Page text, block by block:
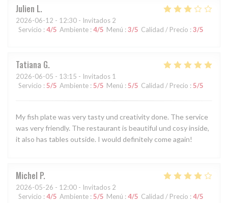
Julien L
2026-06-12 - 12:30 - Invitados 2
Servicio : 4/5 Ambiente : 4/5 Menú : 3/5 Calidad / Precio : 3/5
Tatiana G
2026-06-05 - 13:15 - Invitados 1
Servicio : 5/5 Ambiente : 5/5 Menú : 5/5 Calidad / Precio : 5/5
My fish plate was very tasty und creativity done. The service
was very friendly. The restaurant is beautiful und cosy inside,
it also has tables outside. I would definitely come again!
Michel P
2026-05-26 - 12:00 - Invitados 2
Servicio : 4/5 Ambiente : 5/5 Menú : 4/5 Calidad / Precio : 4/5